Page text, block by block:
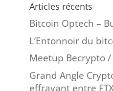
Articles récents
Bitcoin Optech –
L’Entonnoir du
Meetup Becrypto /
Grand Angle
effrayant entre